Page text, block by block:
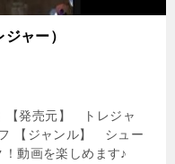
ャー）
【発売元】 トレジャ
【ジャンル】 シュー
動画を楽しめます♪